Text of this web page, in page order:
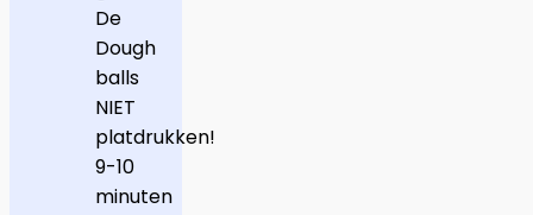
De
Dough
balls
NIET
platdrukken!
9-10
minuten